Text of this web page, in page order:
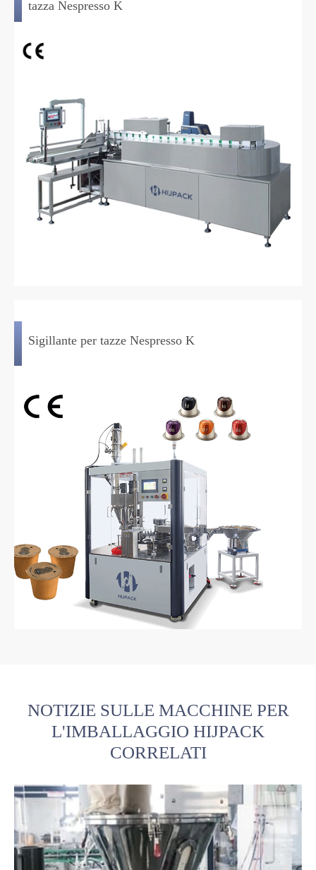
tazza Nespresso K
Sigillante per tazze Nespresso K
NOTIZIE SULLE MACCHINE PER
L'IMBALLAGGIO HIJPACK
CORRELATI